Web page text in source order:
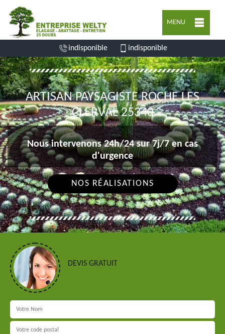
MENU
indisponible indisponible
ARTISAN PAYSAGISTE ROCHE LES
CLERVAL 25340
Nous intervenons 24h/24 sur 7j/7 en cas
d'urgence
NOS RÉALISATIONS
DEVIS GRATUIT